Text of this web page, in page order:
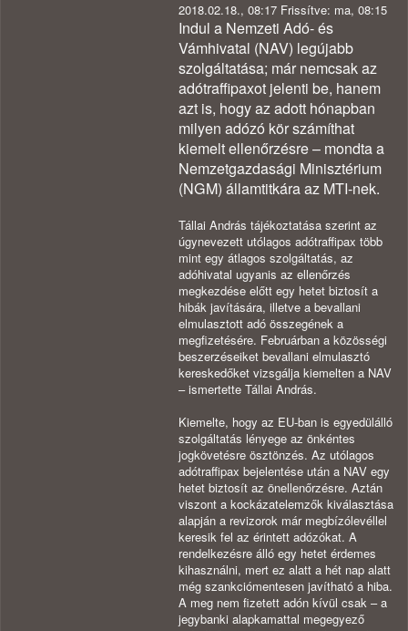
2018.02.18., 08:17 Frissítve: ma, 08:15
Indul a Nemzeti Adó- és
Vámhivatal (NAV) legújabb
szolgáltatása; már nemcsak az
adótraffipaxot jelenti be, hanem
azt is, hogy az adott hónapban
milyen adózó kör számíthat
kiemelt ellenőrzésre – mondta a
Nemzetgazdasági Minisztérium
(NGM) államtitkára az MTI-nek.
Tállai András tájékoztatása szerint az
úgynevezett utólagos adótraffipax több
mint egy átlagos szolgáltatás, az
adóhivatal ugyanis az ellenőrzés
megkezdése előtt egy hetet biztosít a
hibák javítására, illetve a bevallani
elmulasztott adó összegének a
megfizetésére. Februárban a közösségi
beszerzéseiket bevallani elmulasztó
kereskedőket vizsgálja kiemelten a NAV
– ismertette Tállai András.
Kiemelte, hogy az EU-ban is egyedülálló
szolgáltatás lényege az önkéntes
jogkövetésre ösztönzés. Az utólagos
adótraffipax bejelentése után a NAV egy
hetet biztosít az önellenőrzésre. Aztán
viszont a kockázatelemzők kiválasztása
alapján a revizorok már megbízólevéllel
keresik fel az érintett adózókat. A
rendelkezésre álló egy hetet érdemes
kihasználni, mert ez alatt a hét nap alatt
még szankciómentesen javítható a hiba.
A meg nem fizetett adón kívül csak – a
jegybanki alapkamattal megegyező